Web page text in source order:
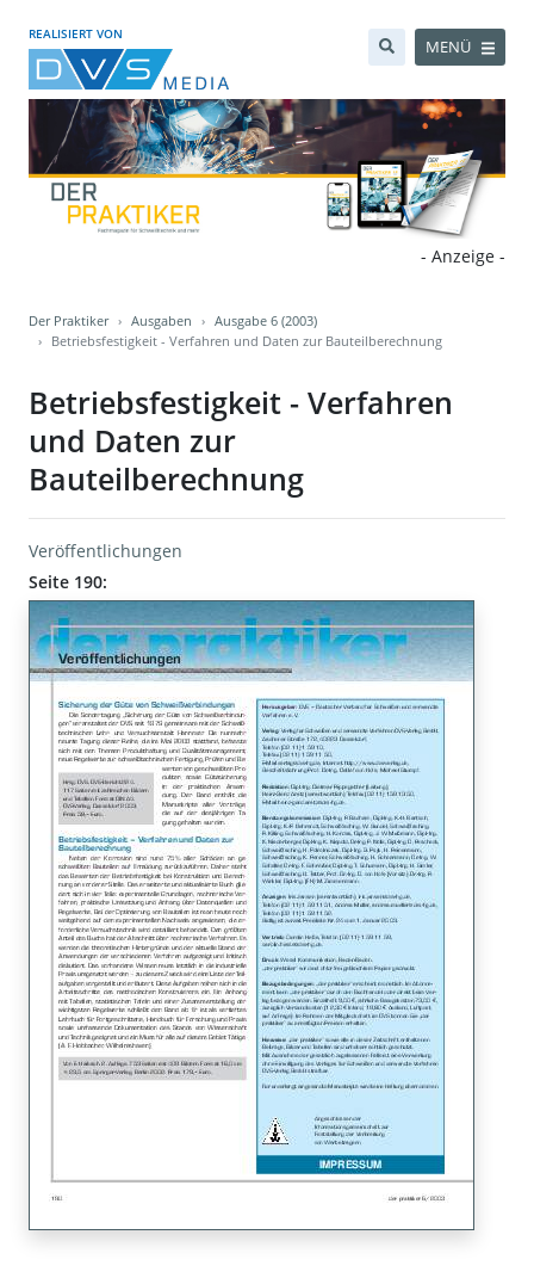
REALISIERT VON
MENÜ
- Anzeige -
Der Praktiker Ausgaben
Ausgabe 6 (2003)
Betriebsfestigkeit - Verfahren und Daten zur Bauteilberechnung
Betriebsfestigkeit - Verfahren
und Daten zur
Bauteilberechnung
Veröffentlichungen
Seite 190: